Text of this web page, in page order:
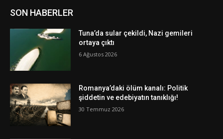
SON HABERLER
Tuna’da sular çekildi, Nazi gemileri
ortaya çıktı
6 Ağustos 2026
Romanya’daki ölüm kanalı: Politik
şiddetin ve edebiyatın tanıklığı!
30 Temmuz 2026